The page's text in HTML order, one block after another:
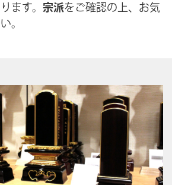
ます。 宗派をご確認の上、お気
。